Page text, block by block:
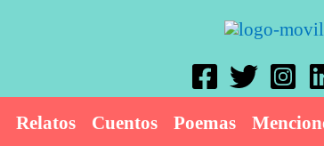
Relatos Cuentos Poemas